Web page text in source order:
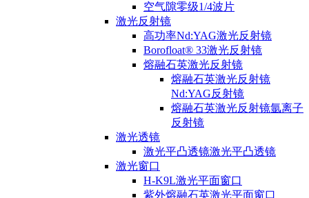
空气隙零级1/4波片
激光反射镜
高功率Nd:YAG激光反射镜
Borofloat® 33激光反射镜
熔融石英激光反射镜
熔融石英激光反射镜
Nd:YAG反射镜
熔融石英激光反射镜氩离子
反射镜
激光透镜
激光平凸透镜激光平凸透镜
激光窗口
H-K9L激光平面窗口
紫外熔融石英激光平面窗口